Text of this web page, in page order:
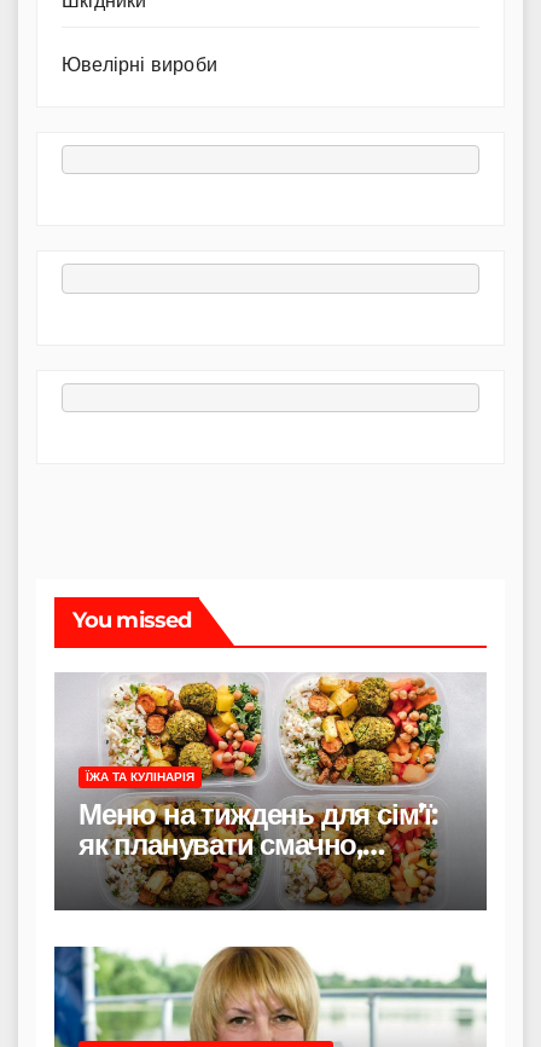
Ювелірні вироби
You missed
ЇЖА ТА КУЛІНАРІЯ
Меню на тиждень для сім’ї:
як планувати смачно,
економно і без стресу